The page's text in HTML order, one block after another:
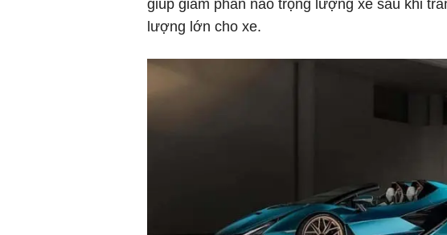
giúp giảm phần nào trọng lượng xe sau khi
lượng lớn cho xe.